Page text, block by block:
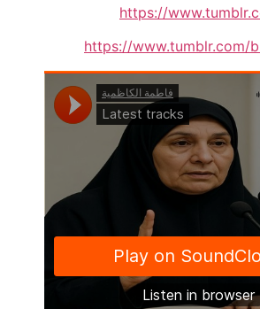
https://
https://www.tumblr.com/